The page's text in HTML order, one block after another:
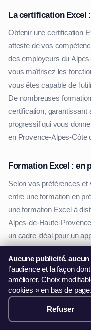
La certification Excel
Obtenir une certification
atteste de vos
des employeurs du
vous maîtrisez les
vous êtes capable de
De nombreuses
certification, garantissant
progressif qui vous
en Provence-Alpes-Côte
Formation Excel : en
Selon vos préférences
entre une formation en
une formation Excel à
Alpes-de-Haute-
un cadre idéal pour un
dédié. Elles sont
Digne-Les-Bains
mesure.
À l'inverse, une
d'Azur permet de se
Alpes-de-Haute-
299€
Aucune publicité,
l’audience et la façon
améliorer. Choix
cookies » en bas de page.
Refuser